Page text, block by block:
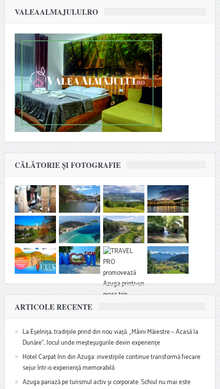
VALEAALMAJULUI.RO
CĂLĂTORIE ȘI FOTOGRAFIE
ARTICOLE RECENTE
La Eșelnița, tradițiile prind din nou viață. „Mâini Măiestre – Acasă la
Dunăre”, locul unde meșteșugurile devin experiențe
Hotel Carpat Inn din Azuga: investițiile continue transformă fiecare
sejur într-o experiență memorabilă
Azuga pariază pe turismul activ și corporate. Schiul nu mai este